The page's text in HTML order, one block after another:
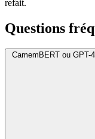
refait.
Questions
CamemBERT ou